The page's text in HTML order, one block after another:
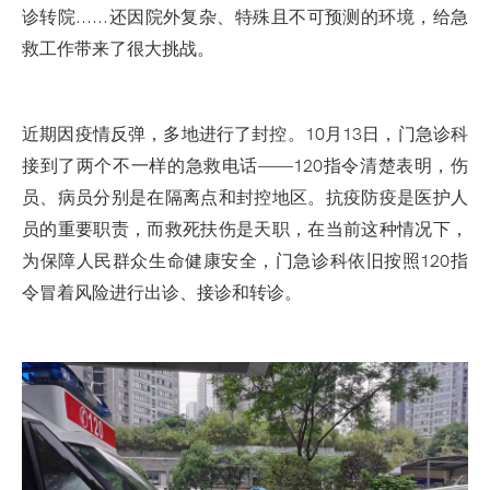
诊转院......还因院外复杂、特殊且不可预测的环境，给急
救工作带来了很大挑战。
近期因疫情反弹，多地进行了封控。10月13日，门急诊科
接到了两个不一样的急救电话——120指令清楚表明，伤
员、病员分别是在隔离点和封控地区。抗疫防疫是医护人
员的重要职责，而救死扶伤是天职，在当前这种情况下，
为保障人民群众生命健康安全，门急诊科依旧按照120指
令冒着风险进行出诊、接诊和转诊。